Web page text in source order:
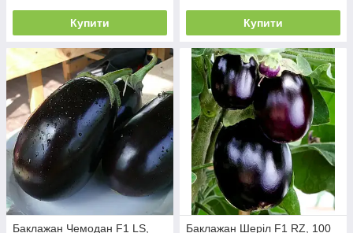
Купити Купити
Баклажан Чемодан F1 LS,
Баклажан Шеріл F1 RZ, 100